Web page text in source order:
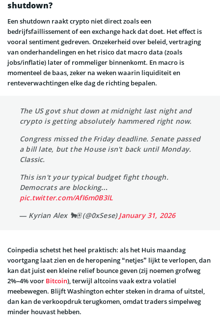
shutdown?
Een shutdown raakt crypto niet direct zoals een
bedrijfsfaillissement of een exchange hack dat doet. Het effect is
vooral sentiment gedreven. Onzekerheid over beleid, vertraging
van onderhandelingen en het risico dat macro data (zoals
jobs/inflatie) later of rommeliger binnenkomt. En macro is
momenteel de baas, zeker na weken waarin liquiditeit en
renteverwachtingen elke dag de richting bepalen.
The US govt shut down at midnight last night and
crypto is getting absolutely hammered right now.
Congress missed the Friday deadline. Senate passed
a bill late, but the House isn't back until Monday.
Classic.
This isn't your typical budget fight though.
Democrats are blocking…
pic.twitter.com/AfI6m0B3lL
— Kyrian Alex 🐂🀄️ (@0xSese)January 31, 2026
Coinpedia schetst het heel praktisch: als het Huis maandag
voortgang laat zien en de heropening “netjes” lijkt te verlopen, dan
kan dat juist een kleine relief bounce geven (zij noemen grofweg
2%–4% voor Bitcoin), terwijl altcoins vaak extra volatiel
meebewegen. Blijft Washington echter steken in drama of uitstel,
dan kan de verkoopdruk terugkomen, omdat traders simpelweg
minder houvast hebben.